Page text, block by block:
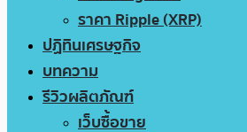
ราคา Ripple (XRP)
ปฏิทินเศรษฐกิจ
บทความ
รีวิวผลิตภัณฑ์
เว็บซื้อขาย